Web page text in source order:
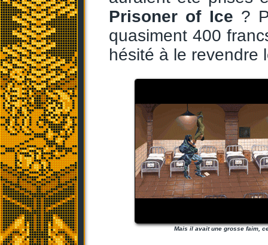
Prisoner of Ice ?
quasiment 400
hésité à le revendre
Mais il avait une grosse faim,